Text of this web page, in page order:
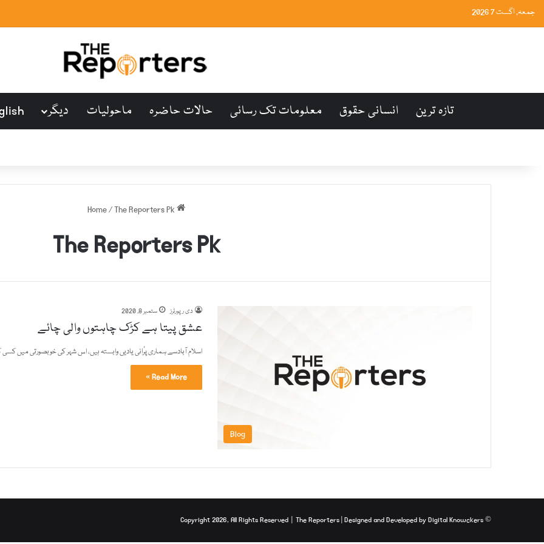
جمعہ, اگست 7 2026
تازہ ترین انسانی حقوق معلومات تک رسائی حالات حاضرہ ماحولیات دیگر
/The Reporters Pk
The Reporters Pk
Blog
دی رپورٹرز ستمبر 8, 2020
عشق پیتا ہے کڑک چاہتوں والی چائے
اسلام آبادسے ہماری پرُانی یادیں وابستہ ہیں، اس شہر کی خوبصورتی میں
Read More »
© Copyright 2026, All Rights Reserved |
The Reporters | Designed and Developed byDigital Knowckers